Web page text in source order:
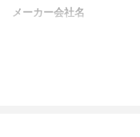
メーカー会社名